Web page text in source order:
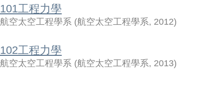
101工程力學
航空太空工程學系 (航空太空工程學系, 2012)
102工程力學
航空太空工程學系 (航空太空工程學系, 2013)